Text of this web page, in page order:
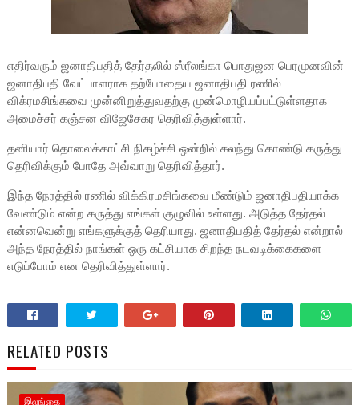
எதிர்வரும் ஜனாதிபதித் தேர்தலில் ஸ்ரீலங்கா பொதுஜன பெரமுனவின்
ஜனாதிபதி வேட்பாளராக தற்போதைய ஜனாதிபதி ரணில்
விக்ரமசிங்கவை முன்னிறுத்துவதற்கு முன்மொழியப்பட்டுள்ளதாக
அமைச்சர் கஞ்சன விஜேசேகர தெரிவித்துள்ளார்.
தனியார் தொலைக்காட்சி நிகழ்ச்சி ஒன்றில் கலந்து கொண்டு கருத்து
தெரிவிக்கும் போதே அவ்வாறு தெரிவித்தார்.
இந்த நேரத்தில் ரணில் விக்கிரமசிங்கவை மீண்டும் ஜனாதிபதியாக்க
வேண்டும் என்ற கருத்து எங்கள் குழுவில் உள்ளது. அடுத்த தேர்தல்
என்னவென்று எங்களுக்குத் தெரியாது. ஜனாதிபதித் தேர்தல் என்றால்
அந்த நேரத்தில் நாங்கள் ஒரு கட்சியாக சிறந்த நடவடிக்கைகளை
எடுப்போம் என தெரிவித்துள்ளார்.
RELATED POSTS
இலங்கை